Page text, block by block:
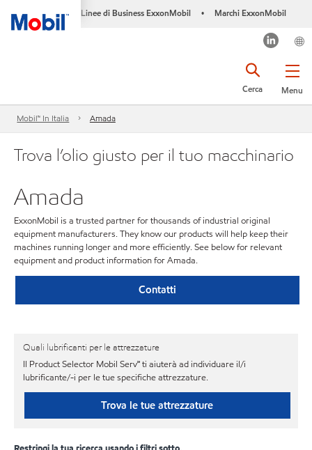
Linee di Business ExxonMobil • Marchi ExxonMobil
Menu
Cerca
Mobil™ In Italia Amada
Trova l’olio giusto per il tuo macchinario
Amada
ExxonMobil is a trusted partner for thousands of industrial original
equipment manufacturers. They know our products will help keep their
machines running longer and more efficiently. See below for relevant
equipment and product information for Amada.
Contatti
Quali lubrificanti per le attrezzature
Il Product Selector Mobil Serv℠ ti aiuterà ad individuare il/i
lubrificante/-i per le tue specifiche attrezzature.
Trova le tue attrezzature